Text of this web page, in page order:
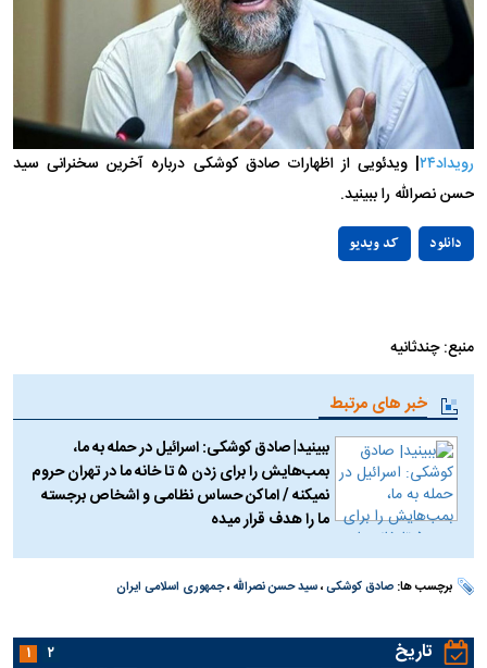
رویداد۲۴
| ویدئویی از اظهارات صادق کوشکی درباره آخرین سخنرانی سید
حسن نصرالله را ببینید.
کد ویدیو دانلود
منبع: چندثانیه
خبر های مرتبط
ببینید| صادق کوشکی: اسرائیل در حمله به ما،
بمب‌هایش را برای زدن ۵ تا خانه ما در تهران حروم
نمیکنه / اماکن حساس نظامی و اشخاص برجسته
ما را هدف قرار میده
برچسب ها:صادق کوشکی،سید حسن نصرالله،جمهوری اسلامی ایران
تاریخ ۱ ۲